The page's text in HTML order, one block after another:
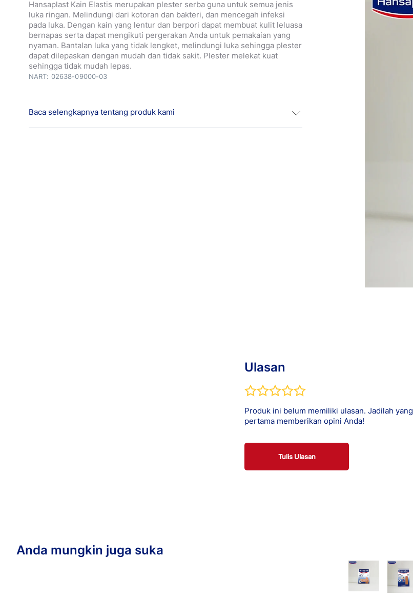
Hansaplast Kain Elastis merupakan plester serba guna untuk semua jenis
luka ringan. Melindungi dari kotoran dan bakteri, dan mencegah infeksi
pada luka. Dengan kain yang lentur dan berpori dapat membuat kulit leluasa
bernapas serta dapat mengikuti pergerakan Anda untuk pemakaian yang
nyaman. Bantalan luka yang tidak lengket, melindungi luka sehingga plester
dapat dilepaskan dengan mudah dan tidak sakit. Plester melekat kuat
sehingga tidak mudah lepas.
NART: 02638-09000-03
Baca selengkapnya tentang produk kami
Ulasan
Produk ini belum memiliki ulasan. Jadilah yang
pertama memberikan opini Anda!
Tulis Ulasan
Anda mungkin juga suka